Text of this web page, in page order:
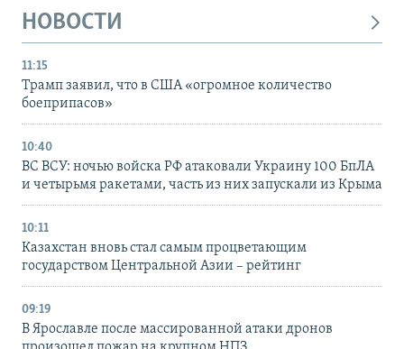
НОВОСТИ
11:15
Трамп заявил, что в США «огромное количество
боеприпасов»
10:40
ВС ВСУ: ночью войска РФ атаковали Украину 100 БпЛА
и четырьмя ракетами, часть из них запускали из Крыма
10:11
Казахстан вновь стал самым процветающим
государством Центральной Азии – рейтинг
09:19
В Ярославле после массированной атаки дронов